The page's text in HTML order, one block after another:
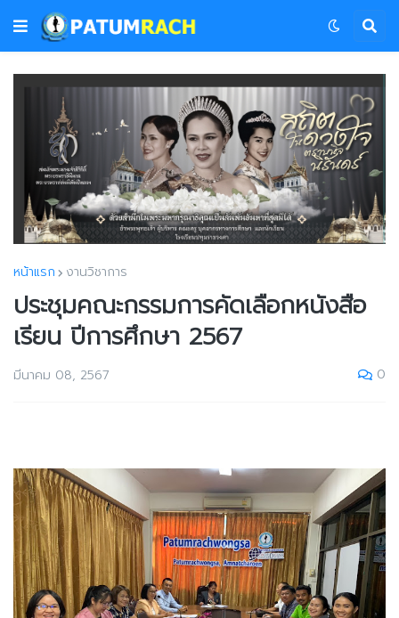
หน้าแรก งานวิชาการ
ประชุมคณะกรรมการคัดเลือกหนังสือ
เรียน ปีการศึกษา 2567
มีนาคม 08, 2567 0